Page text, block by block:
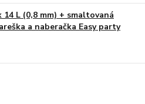
L (0,8 mm) + smaltovaná
a naberačka Easy party